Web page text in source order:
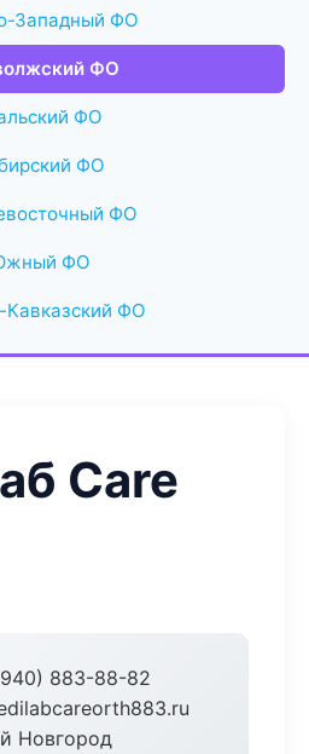
Западный ФО
ФО
ФО
ФО
ФО
ФО
Кавказский ФО
Care
883-88-82
Новгород